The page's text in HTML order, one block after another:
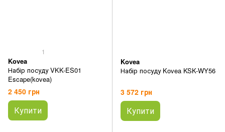
1
Kovea
Набір посуду VKK-ES01
Escape(kovea)
2 450 грн
Купити
Kovea
Набір посуду Kovea KSK-WY56
3 572 грн
Купити